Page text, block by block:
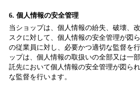
6. 個人情報の安全管理
当ショップは、個人情報の紛失、破壊、
スクに対して、個人情報の安全管理が図
の従業員に対し、必要かつ適切な監督を
ップは、個人情報の取扱いの全部又は一
託先において個人情報の安全管理が図ら
な監督を行います。